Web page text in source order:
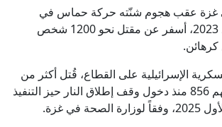
غزة عقب هجوم شنّته حركة حماس في
أكتوبر/تشرين الأول 2023، أسفر عن مقتل نحو 1200 شخص
الإسرائيلية على القطاع، قُتل أكثر من
72,700 شخص، بينهم 856 منذ دخول وقف إطلاق النار حيز التنفيذ
في غزة.